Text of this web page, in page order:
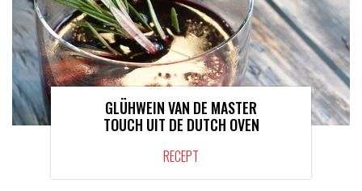
GLÜHWEIN VAN DE MASTER
TOUCH UIT DE DUTCH OVEN
RECEPT